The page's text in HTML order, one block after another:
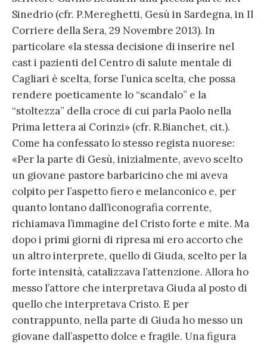
Sinedrio (cfr. P.Mereghetti, Gesù in Sardegna, in Il
Corriere della Sera, 29 Novembre 2013). In
particolare «la stessa decisione di inserire nel
cast i pazienti del Centro di salute mentale di
Cagliari è scelta, forse l’unica scelta, che possa
rendere poeticamente lo “scandalo” e la
“stoltezza” della croce di cui parla Paolo nella
Prima lettera ai Corinzi» (cfr. R.Bianchet, cit.).
Come ha confessato lo stesso regista nuorese:
«Per la parte di Gesù, inizialmente, avevo scelto
un giovane pastore barbaricino che mi aveva
colpito per l’aspetto fiero e melanconico e, per
quanto lontano dall’iconografia corrente,
richiamava l’immagine del Cristo forte e mite. Ma
dopo i primi giorni di ripresa mi ero accorto che
un altro interprete, quello di Giuda, scelto per la
forte intensità, catalizzava l’attenzione. Allora ho
messo l’attore che interpretava Giuda al posto di
quello che interpretava Cristo. E per
contrappunto, nella parte di Giuda ho messo un
giovane dall’aspetto dolce e fragile. Una figura